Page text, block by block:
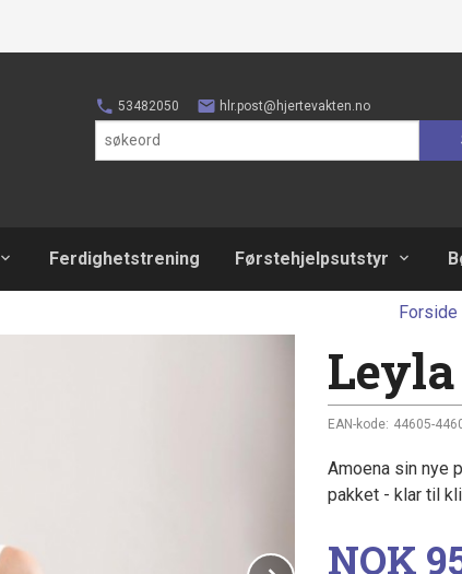
53482050 hlr.post@hjertevakten.no
Ferdighetstrening Førstehjelpsutstyr
Forside
EAN-kode: 44605-
Amoena sin nye
pakket - klar til
Pris
NOK